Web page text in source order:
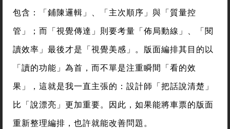
包含：「鋪陳邏輯」、「主次順序」與「質量控
管」；而「視覺傳達」則要考量「佈局動線」、「閱
讀效率」最後才是「視覺美感」。版面編排其目的以
「讀的功能」為首，而不單是注重瞬間「看的效
果」，這就是我一直主張的：設計師「把話說清楚」
比「說漂亮」更加重要。因此，如果能將車票的版面
重新整理編排，也許就能改善問題。